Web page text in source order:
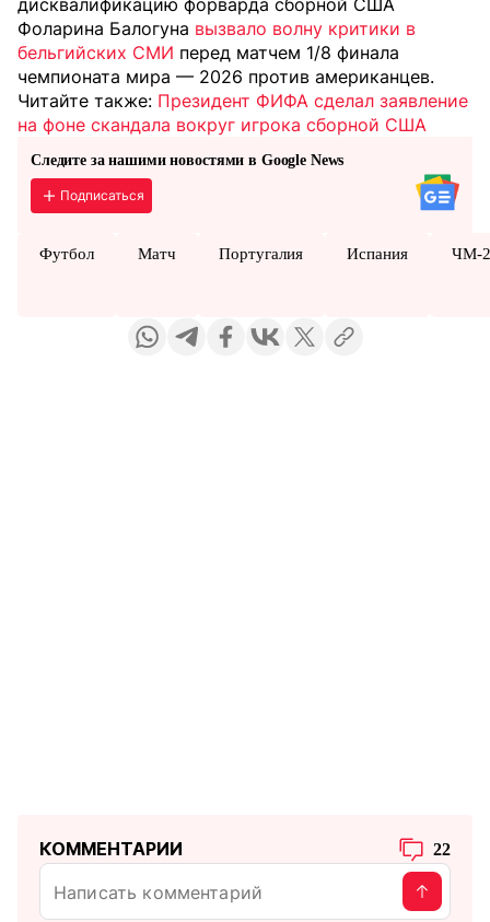
дисквалификацию форварда сборной США
Фоларина Балогуна вызвало волну критики в
бельгийских СМИ перед матчем 1/8 финала
чемпионата мира — 2026 против американцев.
Читайте также: Президент ФИФА сделал заявление
на фоне скандала вокруг игрока сборной США
Следите за нашими новостями в Google News
Подписаться
Футбол Матч Португалия Испания ЧМ-
КОММЕНТАРИИ 22